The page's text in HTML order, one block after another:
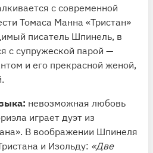
с современной
Томаса Манна «Тристан»
писатель Шпинель, в
с супружеской парой —
и его прекрасной женой,
невозможная любовь
играет дуэт из
В воображении Шпинеля
и Изольду: «Две